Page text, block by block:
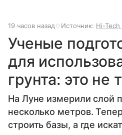
19 часов назад Источник: Hi-Tech
Ученые
для
грунта: это не
На Луне измерили слой
несколько метров.
строить базы, а где